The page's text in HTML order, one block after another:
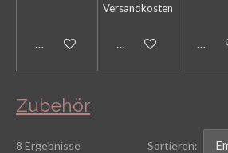
Bei Verfügbarkeit benachrichtigen
Versandkosten
In den Warenkorb
In
Zubehör
8 Ergebnisse Sortieren: